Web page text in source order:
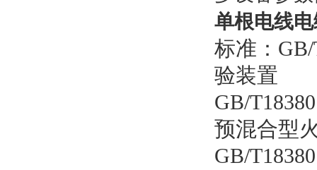
单根电线
标准：
验装置
GB/
预混合型
GB/